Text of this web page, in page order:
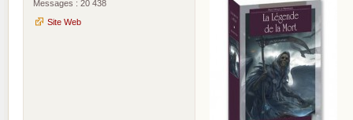
Messages : 20 438
Site Web